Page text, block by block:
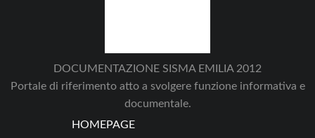
DOCUMENTAZIONE SISMA EMILIA 2012
Portale di riferimento atto a svolgere funzione informativa e
documentale.
HOMEPAGE